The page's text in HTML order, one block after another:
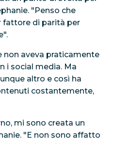
"Penso che
fattore di parità per
non aveva praticamente
i social media. Ma
altro e così ha
costantemente,
mi sono creata un
"E non sono affatto